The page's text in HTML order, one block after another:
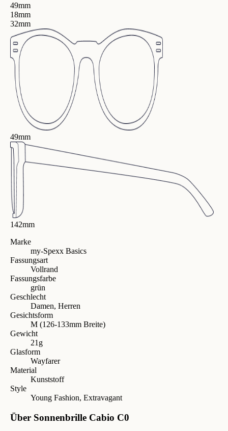
49mm
18mm
32mm
49mm
142mm
Marke
my-Spexx Basics
Fassungsart
Vollrand
Fassungsfarbe
grün
Geschlecht
Damen, Herren
Gesichtsform
M (126-133mm Breite)
Gewicht
21g
Glasform
Wayfarer
Material
Kunststoff
Style
Young Fashion, Extravagant
Über Sonnenbrille Cabio C0